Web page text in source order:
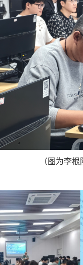
（图为李根